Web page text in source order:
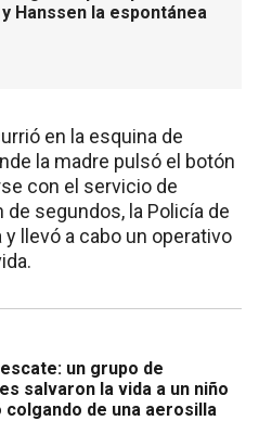
Hanssen la espontánea
en la esquina de
la madre pulsó el botón
con el servicio de
segundos, la Policía de
y llevó a cabo un operativo
un grupo de
salvaron la vida a un niño
colgando de una aerosilla